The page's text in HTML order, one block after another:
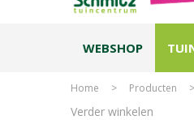
Home > Producten >
WEBSHOP
Verder winkelen